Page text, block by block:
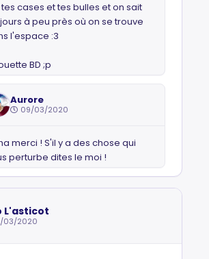
cases et tes bulles et on sait
à peu près où on se trouve
l'espace :3
BD ;p
Aurore
09/03/2020
merci ! S'il y a des chose qui
perturbe dites le moi !
L'asticot
03/2020